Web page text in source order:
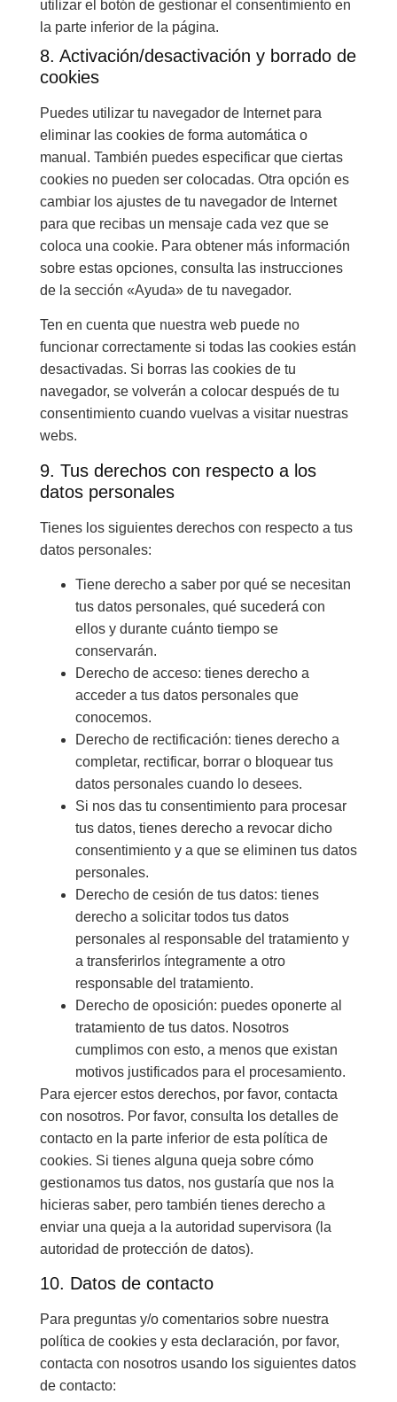
utilizar el botón de gestionar el consentimiento en
la parte inferior de la página.
8. Activación/desactivación y borrado de
cookies
Puedes utilizar tu navegador de Internet para
eliminar las cookies de forma automática o
manual. También puedes especificar que ciertas
cookies no pueden ser colocadas. Otra opción es
cambiar los ajustes de tu navegador de Internet
para que recibas un mensaje cada vez que se
coloca una cookie. Para obtener más información
sobre estas opciones, consulta las instrucciones
de la sección «Ayuda» de tu navegador.
Ten en cuenta que nuestra web puede no
funcionar correctamente si todas las cookies están
desactivadas. Si borras las cookies de tu
navegador, se volverán a colocar después de tu
consentimiento cuando vuelvas a visitar nuestras
webs.
9. Tus derechos con respecto a los
datos personales
Tienes los siguientes derechos con respecto a tus
datos personales:
Tiene derecho a saber por qué se necesitan
tus datos personales, qué sucederá con
ellos y durante cuánto tiempo se
conservarán.
Derecho de acceso: tienes derecho a
acceder a tus datos personales que
conocemos.
Derecho de rectificación: tienes derecho a
completar, rectificar, borrar o bloquear tus
datos personales cuando lo desees.
Si nos das tu consentimiento para procesar
tus datos, tienes derecho a revocar dicho
consentimiento y a que se eliminen tus datos
personales.
Derecho de cesión de tus datos: tienes
derecho a solicitar todos tus datos
personales al responsable del tratamiento y
a transferirlos íntegramente a otro
responsable del tratamiento.
Derecho de oposición: puedes oponerte al
tratamiento de tus datos. Nosotros
cumplimos con esto, a menos que existan
motivos justificados para el procesamiento.
Para ejercer estos derechos, por favor, contacta
con nosotros. Por favor, consulta los detalles de
contacto en la parte inferior de esta política de
cookies. Si tienes alguna queja sobre cómo
gestionamos tus datos, nos gustaría que nos la
hicieras saber, pero también tienes derecho a
enviar una queja a la autoridad supervisora (la
autoridad de protección de datos).
10. Datos de contacto
Para preguntas y/o comentarios sobre nuestra
política de cookies y esta declaración, por favor,
contacta con nosotros usando los siguientes datos
de contacto: